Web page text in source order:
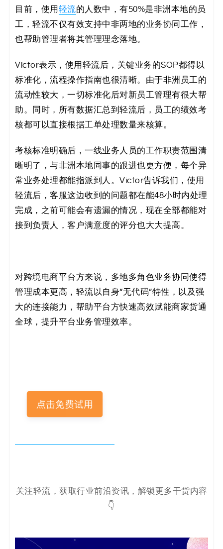
目前，使用 轻流的人数中，有50%是非洲本地的员
工，轻流不仅有效支持中非两地的业务协同工作，
也帮助管理者将其管理理念落地。
Victor表示，使用轻流后，关键业务的SOP都得以
标准化，流程操作指南也很清晰。由于非洲员工的
流动性较大，一切标准化后对新员工管理有很大帮
助。同时，所有数据汇总到轻流后，员工的绩效考
核都可以直接根据工单处理数量来核算。
考核标准明确后，一线业务人员的工作职责范围清
晰明了，与非洲本地同事的跟进也更方便，每个异
常业务处理都能指派到人。Victor告诉我们，使用
轻流后，客服这边收到的问题都在能48小时内处理
完成，之前可能会有遗漏的情况，现在全部都能对
接到负责人，客户满意度的评分也大大提高。
对跨境电商平台方来说，多地多角色业务协同使得
管理成本更高，轻流以自身“无代码”特性，以及强
大的连接能力，帮助平台方快速高效赋能商家货通
全球，提升平台业务管理效率。
关注轻流，获取行业前沿资讯，解锁更多干货内容
👇